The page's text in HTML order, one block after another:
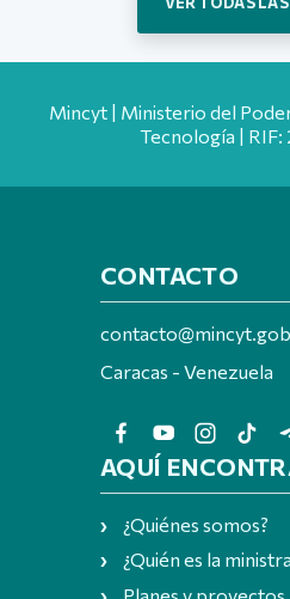
Mincyt | Ministerio del
Tecnología |
CONTACTO
Caracas - Venezuela
AQUÍ
¿Quiénes somos?
¿Quién es la